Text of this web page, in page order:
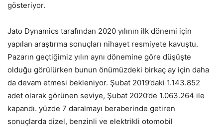
gösteriyor.
Jato Dynamics tarafından 2020 yılının ilk dönemi için
yapılan araştırma sonuçları nihayet resmiyete kavuştu.
Pazarın geçtiğimiz yılın aynı dönemine göre düşüşte
olduğu görülürken bunun önümüzdeki birkaç ay için daha
da devam etmesi bekleniyor. Şubat 2019’daki 1.143.852
adet olarak görünen seviye, Şubat 2020’de 1.063.264 ile
kapandı. yüzde 7 daralmayı beraberinde getiren
sonuçlarda dizel, benzinli ve elektrikli otomobil